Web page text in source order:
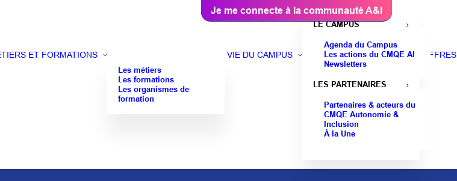
Je me connecte à la communauté A&I
ET FORMATIONS
Les métiers
Les formations
Les organismes de
formation
VIE DU CAMPUS
LE CAMPUS
Agenda du Campus
Les actions du CMQE AI
Newsletters
LES PARTENAIRES
Partenaires & acteurs du
CMQE Autonomie &
Inclusion
À la Une